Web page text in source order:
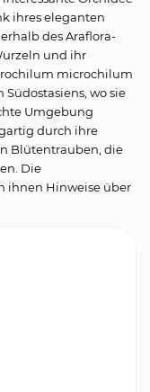
ihres eleganten
des Araf­lora-
und ihr
microchilum
wo sie
Umgebung
durch ihre
Blütentrauben, die
Die
ihnen Hinweise über